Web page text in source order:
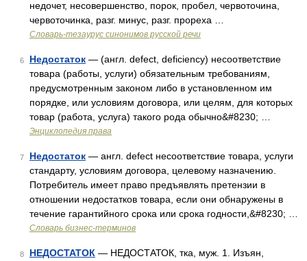
недочет, несовершенство, порок, пробел, червоточина,
червоточинка, разг. минус, разг. прореха …
Словарь-тезаурус синонимов русской речи
6 Недостаток — (англ. defect, deficiency) несоответствие
товара (работы, услуги) обязательным требованиям,
предусмотренным законом либо в установленном им
порядке, или условиям договора, или целям, для которых
товар (работа, услуга) такого рода обычно&#8230; …
Энциклопедия права
7 Недостаток — англ. defect несоответствие товара, услуги
стандарту, условиям договора, целевому назначению.
Потребитель имеет право предъявлять претензии в
отношении недостатков товара, если они обнаружены в
течение гарантийного срока или срока годности,&#8230; …
Словарь бизнес-терминов
8 НЕДОСТАТОК — НЕДОСТАТОК, тка, муж. 1. Изъян,